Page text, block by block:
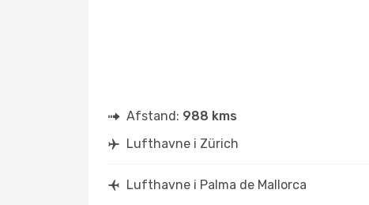
Afstand: 988 kms
Lufthavne i Zürich
Lufthavne i Palma de Mallorca